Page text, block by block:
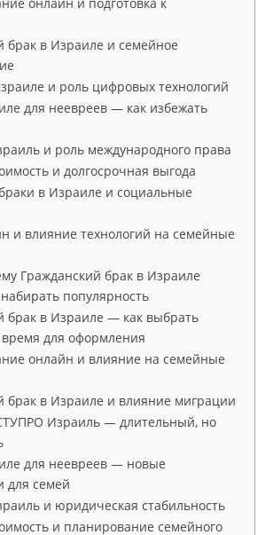
брак в Израиле и семейное
и роль цифровых технологий
для неевреев — как избежать
и роль международного права
и долгосрочная выгода
в Израиле и социальные
и влияние технологий на семейные
Гражданский брак в Израиле
популярность
брак в Израиле — как выбрать
для оформления
онлайн и влияние на семейные
брак в Израиле и влияние миграции
Израиль — длительный, но
для неевреев — новые
для семей
и юридическая стабильность
и планирование семейного